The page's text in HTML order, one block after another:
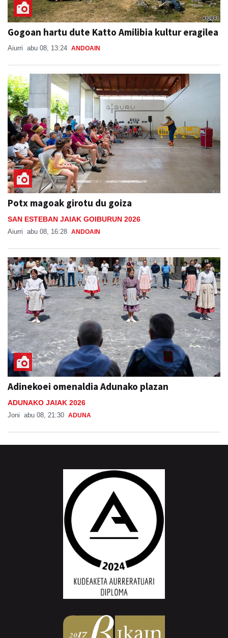
Gogoan hartu dute Katto Amilibia kultur eragilea
Aiurri abu 08, 13:24 ANDOAIN
Potx magoak girotu du goiza
SAN ESTEBAN JAIAK GOIBURUN 2026
Aiurri abu 08, 16:28 ANDOAIN
Adinekoei omenaldia Adunako plazan
ADUNAKO JAIAK 2026
Joni abu 08, 21:30 ADUNA